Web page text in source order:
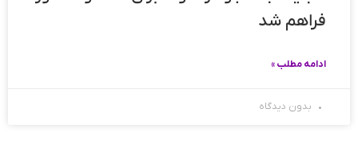
فراهم شد
ادامه مطلب »
بدون دیدگاه